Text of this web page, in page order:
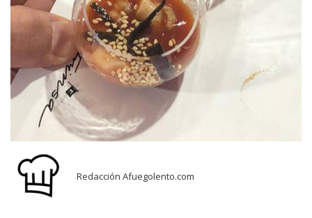
Redacción Afuegolento.com